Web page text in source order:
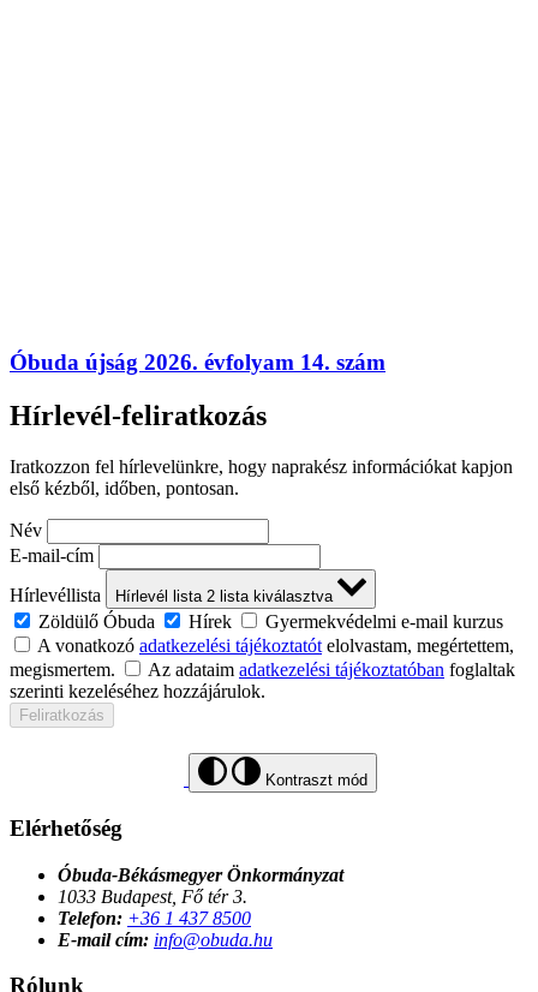
Óbuda újság 2026. évfolyam 14. szám
Hírlevél-feliratkozás
Iratkozzon fel hírlevelünkre, hogy naprakész információkat kapjon
első kézből, időben, pontosan.
Név
E-mail-cím
Hírlevéllista
Hírlevél lista 2 lista kiválasztva
Zöldülő Óbuda Hírek
Gyermekvédelmi e-mail kurzus
A vonatkozó adatkezelési tájékoztatót elolvastam, megértettem,
megismertem.
Az adataim adatkezelési tájékoztatóban foglaltak
szerinti kezeléséhez hozzájárulok.
Feliratkozás
Kontraszt mód
Elérhetőség
Óbuda-Békásmegyer Önkormányzat
1033 Budapest, Fő tér 3.
Telefon: +36 1 437 8500
E-mail cím: info@obuda.hu
Rólunk